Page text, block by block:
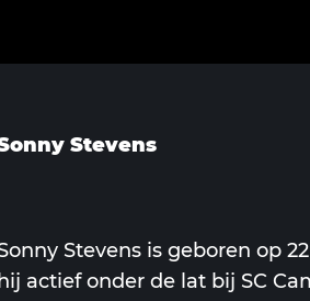
Stevens
Stevens is geboren op
actief onder de lat bij SC